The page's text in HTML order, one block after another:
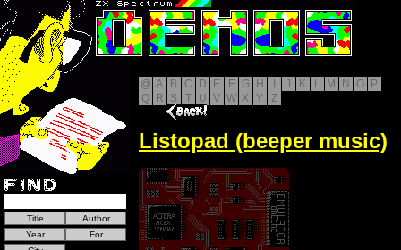
@ A B C D E F G H J K L M N O
P
Q
R S T U V W X Y Z
Listopad (beeper music)